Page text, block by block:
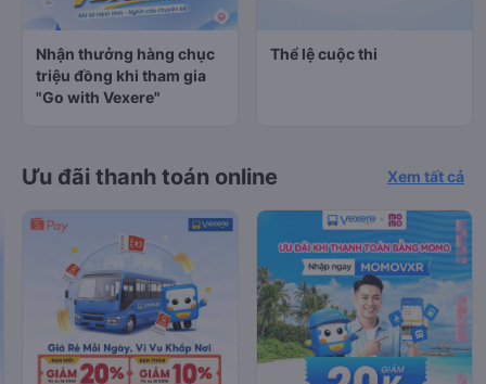
Nhận thưởng hàng chục
triệu đồng khi tham gia
"Go with Vexere"
Thể lệ cuộc thi
Ưu đãi thanh toán online Xem tất cả